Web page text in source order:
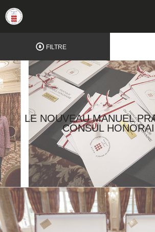
FILTRE
LE NOUVEAU MANUEL
CONSUL